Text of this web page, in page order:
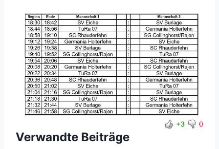
+3 0
Verwandte Beiträge